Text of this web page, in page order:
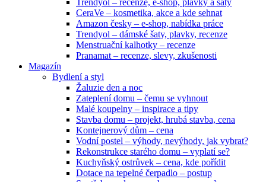
Trendyol – recenze, e-shop, plavky a šaty
CeraVe – kosmetika, akce a kde sehnat
Amazon česky – e-shop, nabídka práce
Trendyol – dámské šaty, plavky, recenze
Menstruační kalhotky – recenze
Pranamat – recenze, slevy, zkušenosti
Magazín
Bydlení a styl
Žaluzie den a noc
Zateplení domu – čemu se vyhnout
Malé koupelny – inspirace a tipy
Stavba domu – projekt, hrubá stavba, cena
Kontejnerový dům – cena
Vodní postel – výhody, nevýhody, jak vybrat?
Rekonstrukce starého domu – vyplatí se?
Kuchyňský ostrůvek – cena, kde pořídit
Dotace na tepelné čerpadlo – postup